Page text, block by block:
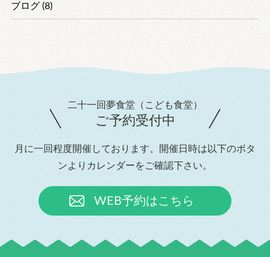
ブログ (8)
二十一回夢食堂（こども食堂）
ご予約受付中
月に一回程度開催しております。開催日時は以下のボタ
ンよりカレンダーをご確認下さい。
WEB予約はこちら